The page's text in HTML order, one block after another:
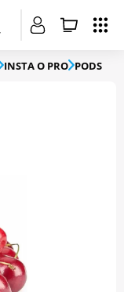
INSTA O PRO PODS